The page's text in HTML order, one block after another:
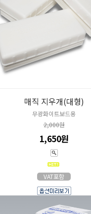
매직 지우개(대형)
무광화이트보드용
2,000원
1,650원
VAT포함